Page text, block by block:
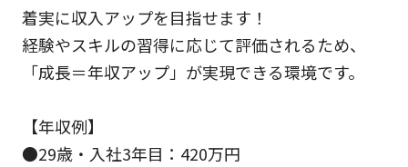
着実に収入アップを目指せます！
経験やスキルの習得に応じて評価されるため、
「成長＝年収アップ」が実現できる環境です。
【年収例】
●29歳・入社3年目：420万円